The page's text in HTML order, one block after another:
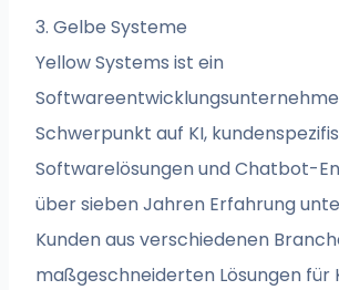
3. Gelbe Systeme
Yellow Systems ist ein
Schwerpunkt auf KI,
Softwarelösungen und Chatbot-
über sieben Jahren Erfahrung
Kunden aus verschiedenen
maßgeschneiderten Lösungen für